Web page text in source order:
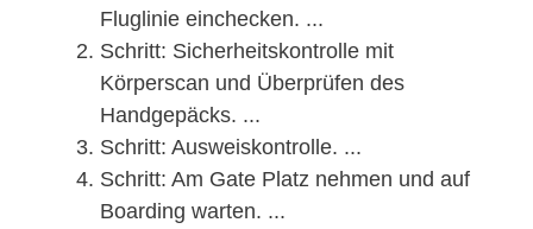
Fluglinie einchecken. ...
Schritt: Sicherheitskontrolle mit
Körperscan und Überprüfen des
Handgepäcks. ...
Schritt: Ausweiskontrolle. ...
Schritt: Am Gate Platz nehmen und auf
Boarding warten. ...